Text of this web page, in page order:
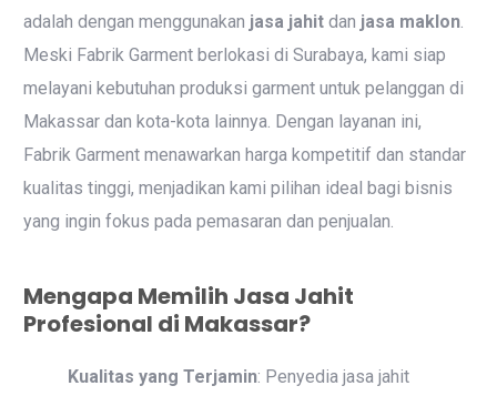
adalah dengan menggunakan jasa jahit dan jasa maklon.
Meski Fabrik Garment berlokasi di Surabaya, kami siap
melayani kebutuhan produksi garment untuk pelanggan di
Makassar dan kota-kota lainnya. Dengan layanan ini,
Fabrik Garment menawarkan harga kompetitif dan standar
kualitas tinggi, menjadikan kami pilihan ideal bagi bisnis
yang ingin fokus pada pemasaran dan penjualan.
Mengapa Memilih Jasa Jahit
Profesional di Makassar?
Kualitas yang Terjamin: Penyedia jasa jahit